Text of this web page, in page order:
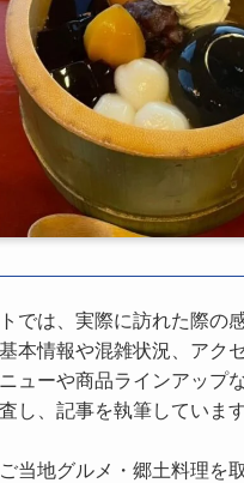
では、実際に訪れた際の
本情報や混雑状況、アク
ューや商品ラインアップ
し、記事を執筆しています
当地グルメ・郷土料理を